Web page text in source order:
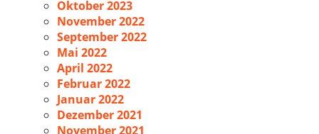
Oktober 2023
November 2022
September 2022
Mai 2022
April 2022
Februar 2022
Januar 2022
Dezember 2021
November 2021